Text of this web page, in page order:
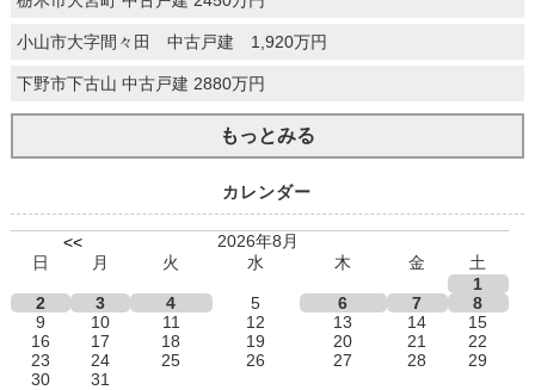
小山市大字間々田 中古戸建 1,920万円
下野市下古山 中古戸建 2880万円
もっとみる
カレンダー
<<
2026年8月
日
月 火 水 木 金
土
1
2
3 4 5 6 7
8
9
10 11 12 13 14
15
16
17 18 19 20 21
22
23
24 25 26 27 28
29
30
31